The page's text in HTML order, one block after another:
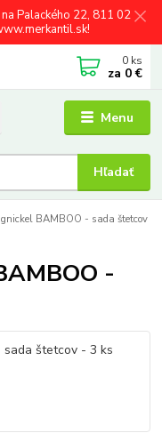
Palackého 22, 811 02
Menu
Hľadať
0 ks
za 0 €
BAMBOO - sada štetcov
-